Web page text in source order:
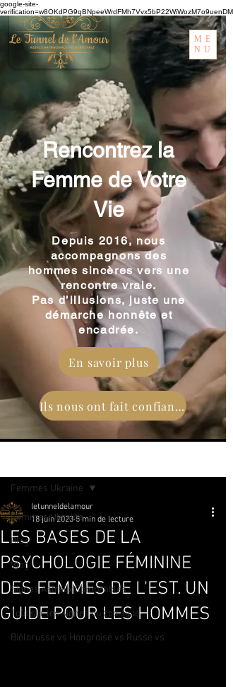
google-site-
verification=w8OKdPG9qBNpeeWrdFMh7Vvx5bP22WiWozM7o9uenDM
ME
NU
Rencontrez la
Femme de Votre
Vie
Depuis 2016, nous
accompagnons des
hommes sincères vers une
rencontre vraie.
Pas d’illusions, juste une
démarche honnête et
encadrée.
En savoir plus
Ils nous ont fait confiance
Femmes Ukraine
Blog
Vlog
Signes Astraux Compatibles
Tout sur les signes du zodiaque
Biélorusse vs Hongroise vs Russe vs
Femmes Ukraine
LES BASES DE LA
PSYCHOLOGIE FÉMININE
DES FEMMES DE L'EST. UN
GUIDE POUR LES HOMMES
letunneldelamour
18 juin 2023 5 min de lecture